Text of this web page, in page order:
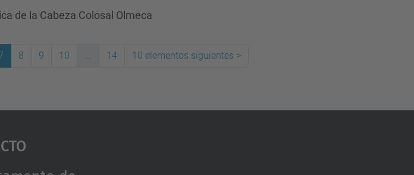
de la Cabeza Colosal Olmeca
8 9 10 ... 14 10 elementos siguientes >